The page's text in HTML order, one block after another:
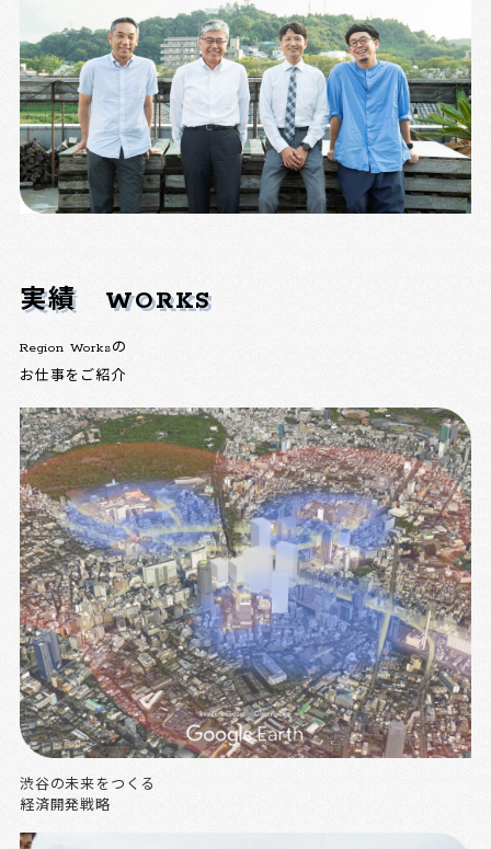
実績 WORKS
Region Worksの
お仕事をご紹介
渋谷の未来をつくる
経済開発戦略